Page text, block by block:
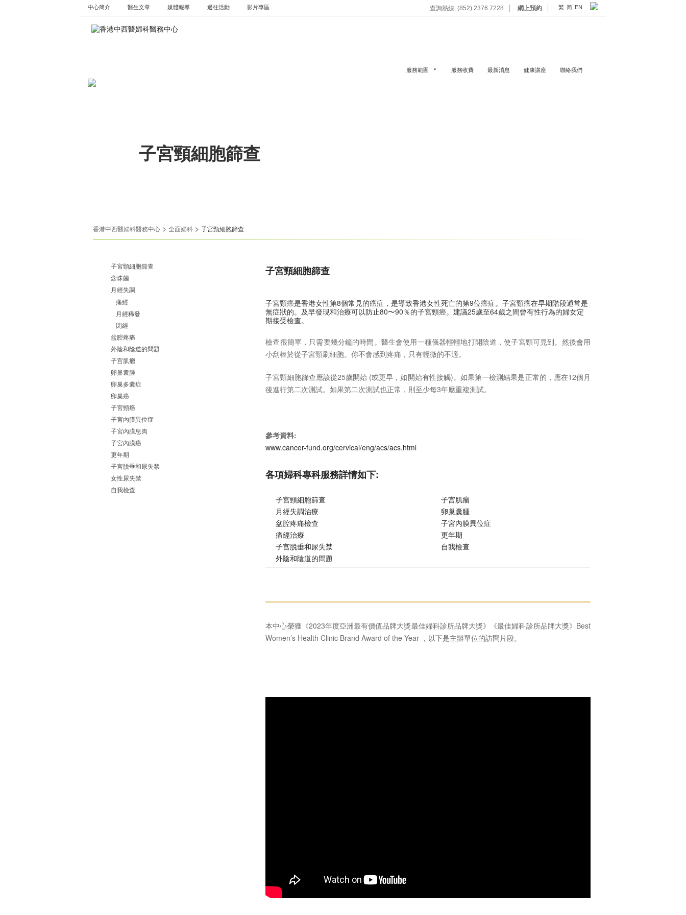
Skip
to
中心簡介 醫生文章 媒體報導 過往活動 影片專區 查詢熱線: (852) 2376 7228 網上預約 繁 简 EN
服務範圍 服務收費 最新消息 健康講座 聯絡我們
子宮頸細胞篩查
香港中西醫婦科醫務中心 > 全面婦科 > 子宮頸細胞篩查
子宮頸細胞篩查
念珠菌
月經失調
痛經
月經稀發
閉經
盆腔疼痛
外陰和陰道的問題
子宫肌瘤
卵巢囊腫
卵巢多囊症
卵巢癌
子宮頸癌
子宮內膜異位症
子宮內膜息肉
子宮內膜癌
更年期
子宫脱垂和尿失禁
女性尿失禁
自我檢查
子宮頸細胞篩查
子宮頸癌是香港女性第8個常見的癌症，是導致香港女性死亡的第9位癌症。子宮頸癌在早期階段通常是
無症狀的。及早發現和治療可以防止80〜90％的子宮頸癌。建議25歲至64歲之間曾有性行為的婦女定
期接受檢查。
檢查很簡單，只需要幾分鐘的時間。醫生會使用一種儀器輕輕地打開陰道，使子宮頸可見到。然後會用
小刮棒於從子宮頸刷細胞。你不會感到疼痛，只有輕微的不適。
子宮頸細胞篩查應該從25歲開始 (或更早，如開始有性接觸)。如果第一檢測結果是正常的，應在12個月
後進行第二次測試。如果第二次測試也正常，則至少每3年應重複測試。
參考資料:
www.cancer-fund.org/cervical/eng/acs/acs.html
各項婦科專科服務詳情如下:
子宮頸細胞篩查
月經失調治療
盆腔疼痛檢查
痛經治療
子宫脱垂和尿失禁
外陰和陰道的問題
子宫肌瘤
卵巢囊腫
子宮內膜異位症
更年期
自我檢查
本中心榮獲《2023年度亞洲最有價值品牌大獎最佳婦科診所品牌大獎》《最佳婦科診所品牌大獎》Best
Women’s Health Clinic Brand Award of the Year ，以下是主辦單位的訪問片段。